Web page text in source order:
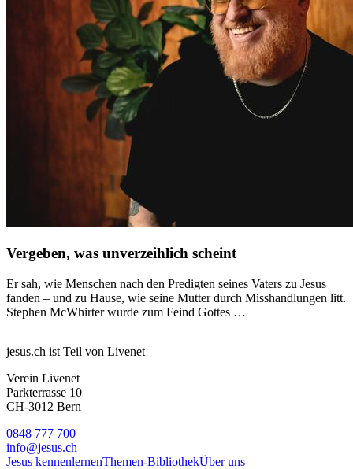
Vergeben, was unverzeihlich scheint
Er sah, wie Menschen nach den Predigten seines Vaters zu Jesus
fanden – und zu Hause, wie seine Mutter durch Misshandlungen litt.
Stephen McWhirter wurde zum Feind Gottes …
jesus.ch ist Teil von Livenet
Verein Livenet
Parkterrasse 10
CH-3012 Bern
0848 777 700
info@jesus.ch
Jesus kennenlernenThemen-BibliothekÜber uns